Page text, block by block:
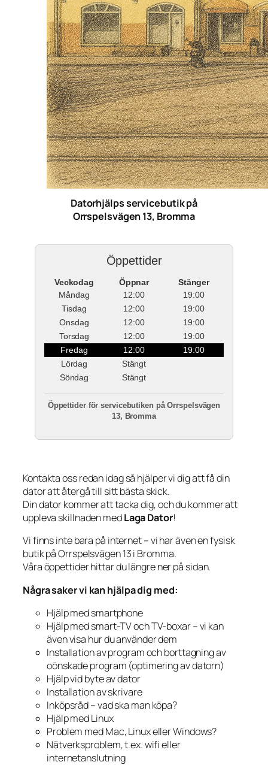
Datorhjälps servicebutik på
Orrspelsvägen 13, Bromma
Öppettider
Veckodag Öppnar
Stänger
Måndag
12:00
19:00
Tisdag
12:00
19:00
Onsdag
12:00
19:00
Torsdag
12:00
19:00
Fredag
12:00
19:00
Lördag
Stängt
Söndag
Stängt
Öppettider för servicebutiken på Orrspelsvägen
13, Bromma
Kontakta oss redan idag så hjälper vi dig att få din
dator att återgå till sitt bästa skick.
Din dator kommer att tacka dig, och du kommer att
uppleva skillnaden medLaga Dator!
Vi finns inte bara på internet – vi har även en fysisk
butik på Orrspelsvägen 13 i Bromma.
Våra öppettider hittar du längre ner på sidan.
Några saker vi kan hjälpa dig med:
Hjälp med smartphone
Hjälp med smart-TV och TV-boxar – vi kan
även visa hur du använder dem
Installation av program och borttagning av
oönskade program (optimering av datorn)
Hjälp vid byte av dator
Installation av skrivare
Inköpsråd – vad ska man köpa?
Hjälp med Linux
Problem med Mac, Linux eller Windows?
Nätverksproblem, t.ex. wifi eller
internetanslutning